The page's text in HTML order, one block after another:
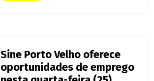
Sine Porto Velho oferece
oportunidades de emprego